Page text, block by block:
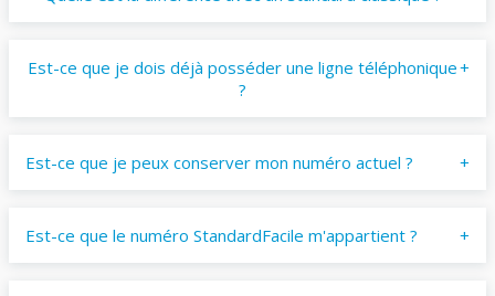
Est-ce que je dois déjà posséder une ligne téléphonique
?
Est-ce que je peux conserver mon numéro actuel ?
Est-ce que le numéro StandardFacile m'appartient ?